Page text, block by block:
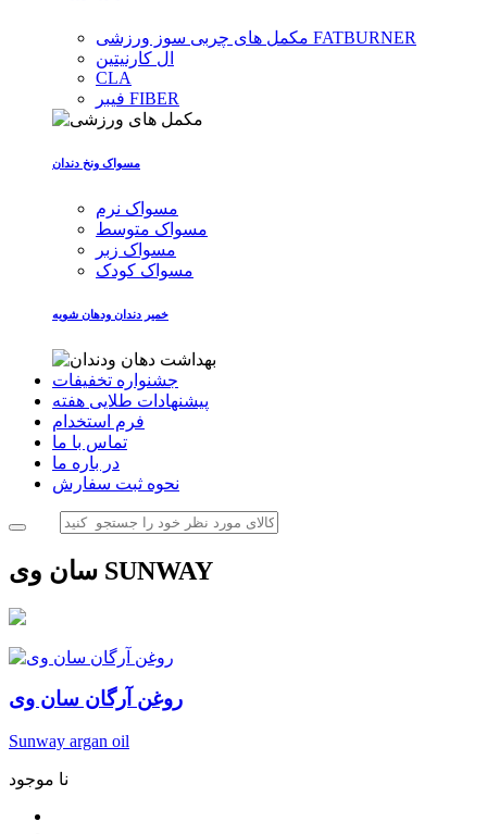
مکمل های چربی سوز ورزشی FATBURNER
ال کارنیتین
CLA
فیبر FIBER
مسواک ونخ دندان
مسواک نرم
مسواک متوسط
مسواک زبر
مسواک کودک
خمیر دندان ودهان شویه
جشنواره تخفیفات
پیشنهادات طلایی هفته
فرم استخدام
تماس با ما
در باره ما
نحوه ثبت سفارش
سان وی SUNWAY
روغن آرگان سان وی
Sunway argan oil
نا موجود